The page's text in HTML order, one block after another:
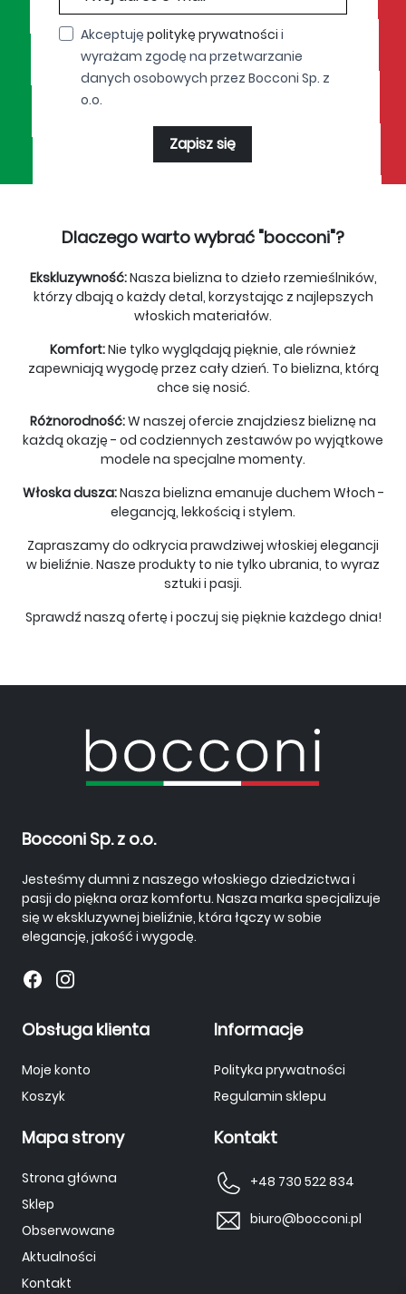
Akceptujępolitykę prywatności i
wyrażam zgodę na przetwarzanie
danych osobowych przez Bocconi Sp. z
o.o.
Zapisz się
Dlaczego warto wybrać "bocconi"?
Ekskluzywność:Nasza bielizna to dzieło rzemieślników,
którzy dbają o każdy detal, korzystając z najlepszych
włoskich materiałów.
Komfort:Nie tylko wyglądają pięknie, ale również
zapewniają wygodę przez cały dzień. To bielizna, którą
chce się nosić.
Różnorodność:W naszej ofercie znajdziesz bieliznę na
każdą okazję - od codziennych zestawów po wyjątkowe
modele na specjalne momenty.
Włoska dusza:Nasza bielizna emanuje duchem Włoch -
elegancją, lekkością i stylem.
Zapraszamy do odkrycia prawdziwej włoskiej elegancji
w bieliźnie. Nasze produkty to nie tylko ubrania, to wyraz
sztuki i pasji.
Sprawdź naszą ofertę i poczuj się pięknie każdego dnia!
Bocconi Sp. z o.o.
Jesteśmy dumni z naszego włoskiego dziedzictwa i
pasji do piękna oraz komfortu. Nasza marka specjalizuje
się w ekskluzywnej bieliźnie, która łączy w sobie
elegancję, jakość i wygodę.
Obsługa klienta
Moje konto
Koszyk
Informacje
Polityka prywatności
Regulamin sklepu
Mapa strony
Strona główna
Sklep
Obserwowane
Aktualności
Kontakt
Kontakt
+48 730 522 834
biuro@bocconi.pl